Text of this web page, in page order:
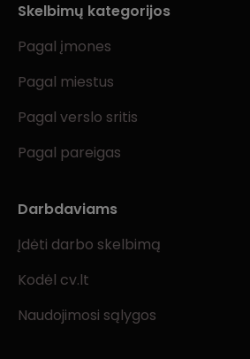
Skelbimų kategorijos
Pagal įmones
Pagal miestus
Pagal verslo sritis
Pagal pareigas
Darbdaviams
Įdėti darbo skelbimą
Kodėl cv.lt
Naudojimosi sąlygos